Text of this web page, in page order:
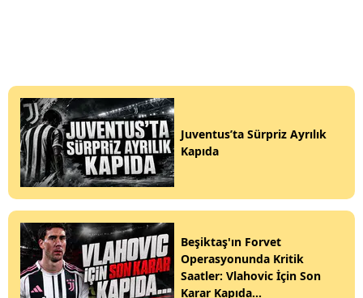
Juventus’ta Sürpriz Ayrılık
Kapıda
Beşiktaş'ın Forvet
Operasyonunda Kritik
Saatler: Vlahovic İçin Son
Karar Kapıda...